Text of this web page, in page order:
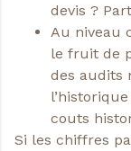
devis ?
Au niveau
le fruit de
des audits
couts
Si les chiffres